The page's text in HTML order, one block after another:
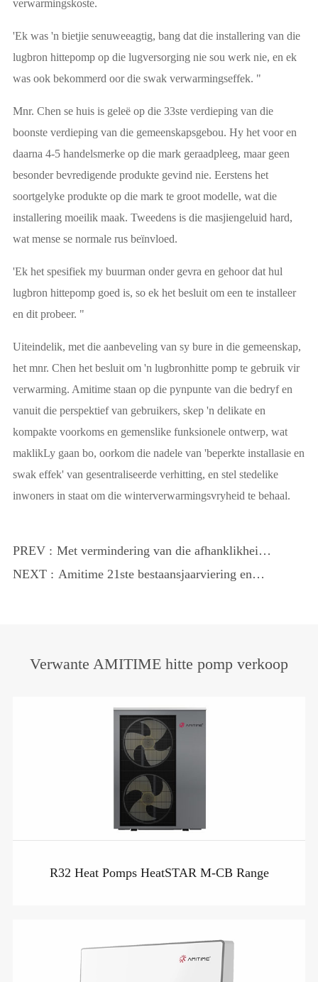
verwarmingskoste.
'Ek was 'n bietjie senuweeagtig, bang dat die installering van die
lugbron hittepomp op die lugversorging nie sou werk nie, en ek
was ook bekommerd oor die swak verwarmingseffek. "
Mnr. Chen se huis is geleë op die 33ste verdieping van die
boonste verdieping van die gemeenskapsgebou. Hy het voor en
daarna 4-5 handelsmerke op die mark geraadpleeg, maar geen
besonder bevredigende produkte gevind nie. Eerstens het
soortgelyke produkte op die mark te groot modelle, wat die
installering moeilik maak. Tweedens is die masjiengeluid hard,
wat mense se normale rus beïnvloed.
'Ek het spesifiek my buurman onder gevra en gehoor dat hul
lugbron hittepomp goed is, so ek het besluit om een te installeer
en dit probeer. "
Uiteindelik, met die aanbeveling van sy bure in die gemeenskap,
het mnr. Chen het besluit om 'n lugbronhitte pomp te gebruik vir
verwarming. Amitime staan op die pynpunte van die bedryf en
vanuit die perspektief van gebruikers, skep 'n delikate en
kompakte voorkoms en gemenslike funksionele ontwerp, wat
maklikLy gaan bo, oorkom die nadele van 'beperkte installasie en
swak effek' van gesentraliseerde verhitting, en stel stedelike
inwoners in staat om die winterverwarmingsvryheid te behaal.
PREV : Met vermindering van die afhanklikheid
van Russiese gas, versnel Eu uitleg van
NEXT : Amitime 21ste bestaansjaarviering en
Verwante AMITIME hitte pomp verkoop
R32 Heat Pomps HeatSTAR M-CB Range